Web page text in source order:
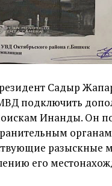
Садыр
подключить
Инанды. Он
разыскные
его